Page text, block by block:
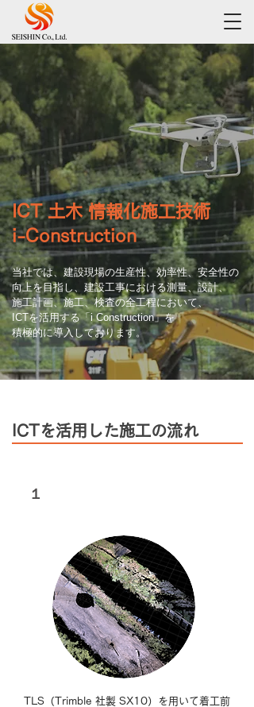
ICT 土木 情報化施工技術
​i-Construction
当社では、建設現場の生産性、効率性、安全性の
向上を目指し、建設工事における測量、設計、
施工計画、施工、検査の全工程において、
ICTを活用する「i Construction」を
積極的に導入しております。
ICTを活用した施工の流れ
１
TLS（Trimble 社製 SX10）を用いて着工前